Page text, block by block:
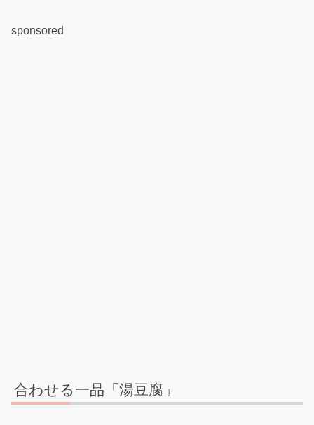
sponsored
合わせる一品「湯豆腐」